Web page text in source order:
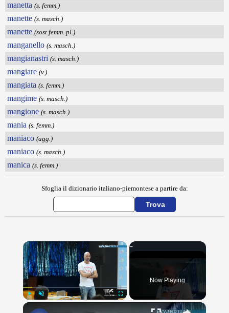
manetta (s. femm.)
manette (s. masch.)
manette (sost femm. pl.)
manganello (s. masch.)
mangianastri (s. masch.)
mangiare (v.)
mangiata (s. femm.)
mangime (s. masch.)
mangione (s. masch.)
mania (s. femm.)
maniaco (agg.)
maniaco (s. masch.)
manica (s. femm.)
Sfoglia il dizionario italiano-piemontese a partire da:
×
Now Playing
×